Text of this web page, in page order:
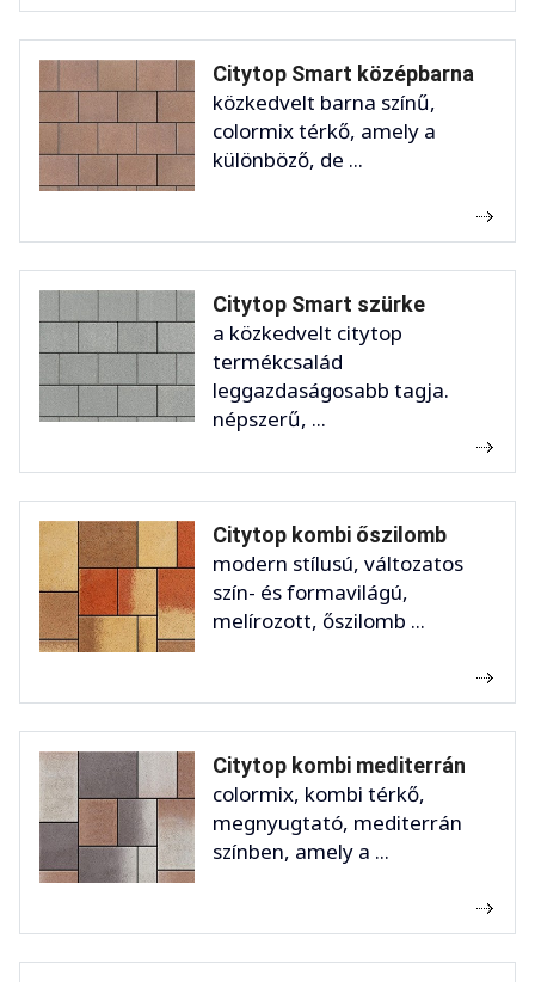
Citytop Smart középbarna
közkedvelt barna színű,
colormix térkő, amely a
különböző, de ...
Citytop Smart szürke
a közkedvelt citytop
termékcsalád
leggazdaságosabb tagja.
népszerű, ...
Citytop kombi őszilomb
modern stílusú, változatos
szín- és formavilágú,
melírozott, őszilomb ...
Citytop kombi mediterrán
colormix, kombi térkő,
megnyugtató, mediterrán
színben, amely a ...